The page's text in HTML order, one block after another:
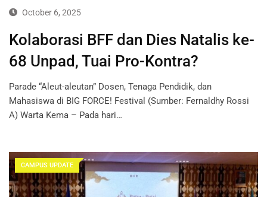
October 6, 2025
Kolaborasi BFF dan Dies Natalis ke-
68 Unpad, Tuai Pro-Kontra?
Parade “Aleut-aleutan” Dosen, Tenaga Pendidik, dan
Mahasiswa di BIG FORCE! Festival (Sumber: Fernaldhy Rossi
A) Warta Kema – Pada hari…
CAMPUS UPDATE